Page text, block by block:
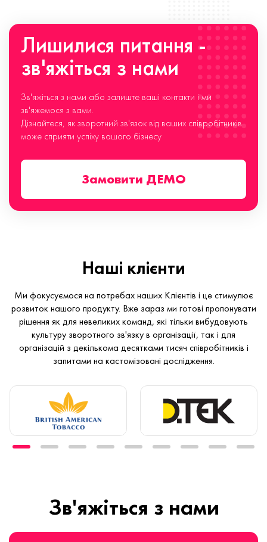
Лишилися питання -
зв'яжіться з нами
Зв'яжіться з нами або залиште ваші контакти і ми
зв'яжемося з вами.
Дізнайтеся, як зворотний зв'язок від ваших співробітників
може сприяти успіху вашого бізнесу
Замовити ДЕМО
Наші клієнти
Ми фокусуємося на потребах наших Клієнтів і це стимулює
розвиток нашого продукту. Вже зараз ми готові пропонувати
рішення як для невеликих команд, які тільки вибудовують
культуру зворотного зв'язку в організації, так і для
організацій з декількома десятками тисяч співробітників і
запитами на кастомізовані дослідження.
Зв'яжіться з нами